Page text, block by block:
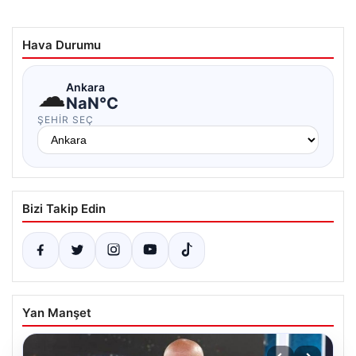
Hava Durumu
☁Ankara
NaN°C
ŞEHIR SEÇ
Bizi Takip Edin
Yan Manşet